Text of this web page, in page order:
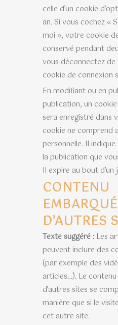
celle d’un cookie
an. Si vous cochez «
moi », votre cookie
conservé pendant
vous déconnectez
cookie de connexion
En modifiant ou en
publication, un
sera enregistré dans
cookie ne comprend
personnelle. Il
la publication que
Il expire au bout d’un
CONTENU
D’AUTRES
Texte suggéré : Les
peuvent inclure des
(par exemple des
articles…). Le
d’autres sites se
manière que si le
cet autre site.